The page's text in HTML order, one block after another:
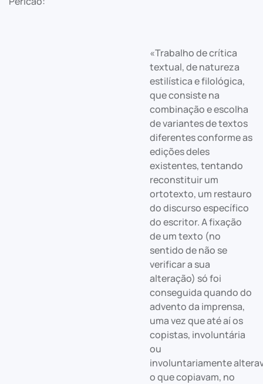
«Trabalho de crítica
textual, de natureza
estilística e filológica,
que consiste na
combinação e escolha
de variantes de textos
diferentes conforme as
edições deles
existentes, tentando
reconstituir um
ortotexto, um restauro
do discurso específico
do escritor. A fixação
de um texto (no
sentido de não se
verificar a sua
alteração) só foi
conseguida quando do
advento da imprensa,
uma vez que até aí os
copistas, involuntária
ou
involuntariamente
o que copiavam, no